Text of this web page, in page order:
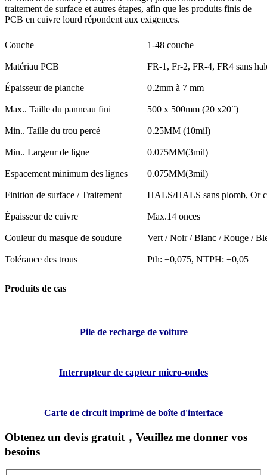
traitement de surface et autres étapes, afin que les produits finis de
PCB en cuivre lourd répondent aux exigences.
Couche 1-48 couche
Matériau PCB FR-1, Fr-2, FR-4, FR4 sans
Épaisseur de planche 0.2mm à 7 mm
Max.. Taille du panneau fini 500 x 500mm (20 x20″)
Min.. Taille du trou percé 0.25MM (10mil)
Min.. Largeur de ligne 0.075MM(3mil)
Espacement minimum des lignes 0.075MM(3mil)
Finition de surface / Traitement HALS/HALS sans plomb, Or
Épaisseur de cuivre Max.14 onces
Couleur du masque de soudure Vert / Noir / Blanc / Rouge /
Tolérance des trous Pth: ±0,075, NTPH: ±0,05
Produits de cas
Pile de recharge de voiture
Interrupteur de capteur micro-ondes
Carte de circuit imprimé de boîte d'interface
Obtenez un devis gratuit，Veuillez me donner vos
besoins